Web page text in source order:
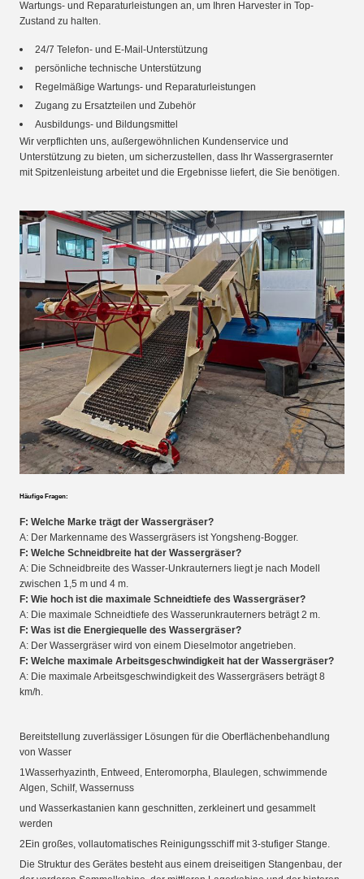
Wartungs- und Reparaturleistungen an, um Ihren Harvester in Top-
Zustand zu halten.
24/7 Telefon- und E-Mail-Unterstützung
persönliche technische Unterstützung
Regelmäßige Wartungs- und Reparaturleistungen
Zugang zu Ersatzteilen und Zubehör
Ausbildungs- und Bildungsmittel
Wir verpflichten uns, außergewöhnlichen Kundenservice und
Unterstützung zu bieten, um sicherzustellen, dass Ihr Wassergrasernter
mit Spitzenleistung arbeitet und die Ergebnisse liefert, die Sie benötigen.
Häufige Fragen:
F: Welche Marke trägt der Wassergräser?
A: Der Markenname des Wassergräsers ist Yongsheng-Bogger.
F: Welche Schneidbreite hat der Wassergräser?
A: Die Schneidbreite des Wasser-Unkrauterners liegt je nach Modell
zwischen 1,5 m und 4 m.
F: Wie hoch ist die maximale Schneidtiefe des Wassergräser?
A: Die maximale Schneidtiefe des Wasserunkrauterners beträgt 2 m.
F: Was ist die Energiequelle des Wassergräser?
A: Der Wassergräser wird von einem Dieselmotor angetrieben.
F: Welche maximale Arbeitsgeschwindigkeit hat der Wassergräser?
A: Die maximale Arbeitsgeschwindigkeit des Wassergräsers beträgt 8
km/h.
Bereitstellung zuverlässiger Lösungen für die Oberflächenbehandlung
von Wasser
1Wasserhyazinth, Entweed, Enteromorpha, Blaulegen, schwimmende
Algen, Schilf, Wassernuss
und Wasserkastanien kann geschnitten, zerkleinert und gesammelt
werden
2Ein großes, vollautomatisches Reinigungsschiff mit 3-stufiger Stange.
Die Struktur des Gerätes besteht aus einem dreiseitigen Stangenbau, der